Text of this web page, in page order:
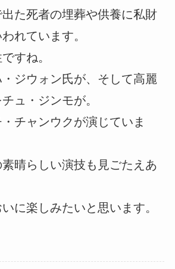
た死者の埋葬や供養に私財
れています。
すね。
ジウォン氏が、そして高麗
ュ・ジンモが。
チャンウクが演じていま
晴らしい演技も見ごたえあ
に楽しみたいと思います。